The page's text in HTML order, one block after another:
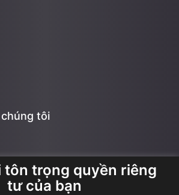
tôi
tôn trọng quyền riêng
tư của bạn